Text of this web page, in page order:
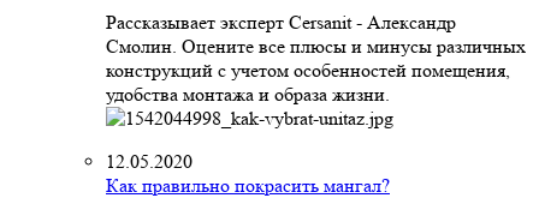
Рассказывает эксперт Cersanit - Александр
Смолин. Оцените все плюсы и минусы различных
конструкций с учетом особенностей помещения,
удобства монтажа и образа жизни.
12.05.2020
Как правильно покрасить мангал?